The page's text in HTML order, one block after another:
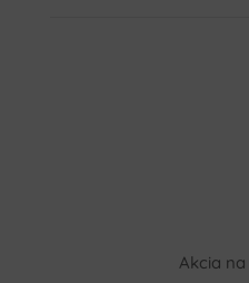
Akcia na